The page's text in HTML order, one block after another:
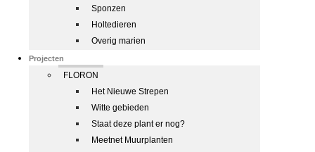
Sponzen
Holtedieren
Overig marien
Projecten
FLORON
Het Nieuwe Strepen
Witte gebieden
Staat deze plant er nog?
Meetnet Muurplanten